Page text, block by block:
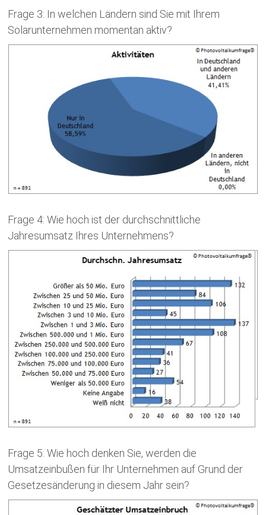
Frage 3: In welchen Ländern sind Sie mit Ihrem
Solarunternehmen momentan aktiv?
Frage 4: Wie hoch ist der durchschnittliche
Jahresumsatz Ihres Unternehmens?
Frage 5: Wie hoch denken Sie, werden die
Umsatzeinbußen für Ihr Unternehmen auf Grund der
Gesetzesänderung in diesem Jahr sein?